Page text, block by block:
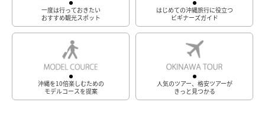
一度は行っておきたい
おすすめ観光スポット
はじめての沖縄旅行に役立つ
ビギナーズガイド
沖縄を10倍楽しむための
モデルコースを提案
人気のツアー、格安ツアーが
きっと見つかる